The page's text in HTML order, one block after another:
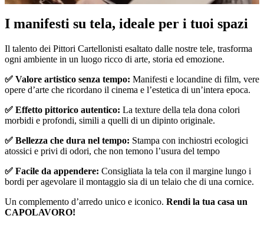
I manifesti su tela, ideale per i tuoi spazi
Il talento dei Pittori Cartellonisti esaltato dalle nostre tele, trasforma
ogni ambiente in un luogo ricco di arte, storia ed emozione.
✅ Valore artistico senza tempo: Manifesti e locandine di film, vere
opere d’arte che ricordano il cinema e l’estetica di un’intera epoca.
✅ Effetto pittorico autentico: La texture della tela dona colori
morbidi e profondi, simili a quelli di un dipinto originale.
✅ Bellezza che dura nel tempo: Stampa con inchiostri ecologici
atossici e privi di odori, che non temono l’usura del tempo
✅ Facile da appendere: Consigliata la tela con il margine lungo i
bordi per agevolare il montaggio sia di un telaio che di una cornice.
Un complemento d’arredo unico e iconico. Rendi la tua casa un
CAPOLAVORO!